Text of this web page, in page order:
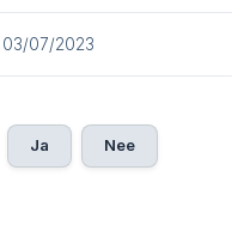
03/07/2023
Ja Nee